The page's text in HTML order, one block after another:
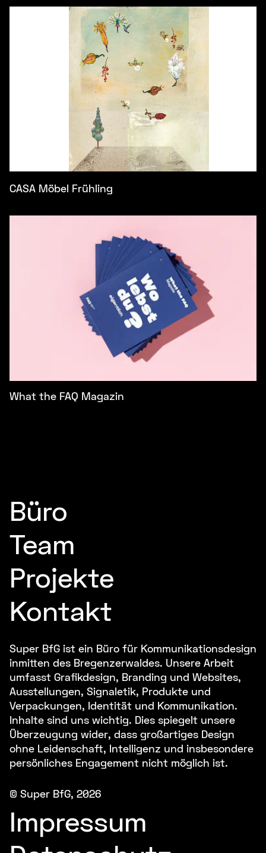
CASA Möbel Frühling
What the FAQ Magazin
Büro
Team
Projekte
Kontakt
Super BfG ist ein Büro für Kommunikationsdesign
inmitten des Bregenzerwaldes. Unsere Arbeit
umfasst Grafikdesign, Branding und Websites,
Ausstellungen, Signaletik, Produkte und
Verpackungen, Identität und Kommunikation.
Inhalte sind uns wichtig. Dies spiegelt unsere
Überzeugung wider, dass großartiges Design
ohne Leidenschaft, Intelligenz und insbesondere
persönliches Engagement nicht möglich ist.
© Super BfG, 2026
Impressum